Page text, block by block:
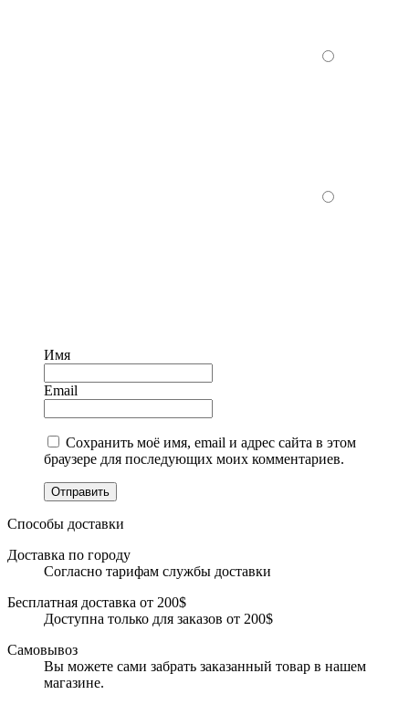
Имя
Email
Сохранить моё имя, email и адрес сайта в этом
браузере для последующих моих комментариев.
Отправить
Способы доставки
Доставка по городу
Согласно тарифам службы доставки
Бесплатная доставка от 200$
Доступна только для заказов от 200$
Самовывоз
Вы можете сами забрать заказанный товар в нашем
магазине.